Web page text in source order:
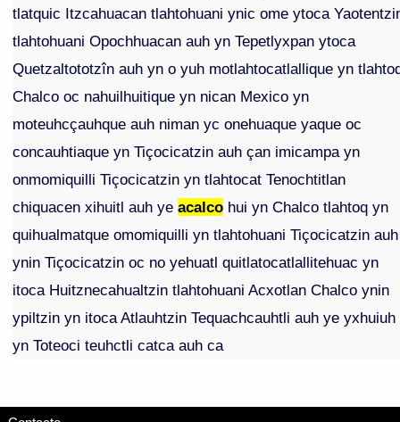
tlatquic Itzcahuacan tlahtohuani ynic ome ytoca
tlahtohuani Opochhuacan auh yn Tepetlyxpan ytoca
Quetzaltototzîn auh yn o yuh motlahtocatlallique yn
Chalco oc nahuilhuitique yn nican Mexico yn
moteuhcçauhque auh niman yc onehuaque yaque oc
concauhtiaque yn Tiçocicatzin auh çan imicampa yn
onmomiquilli Tiçocicatzin yn tlahtocat Tenochtitlan
chiquacen xihuitl auh yeacalco hui yn Chalco tlahtoq yn
quihualmatque omomiquilli yn tlahtohuani Tiçocicatzin auh
ynin Tiçocicatzin oc no yehuatl quitlatocatlallitehuac yn
itoca Huitznecahualtzin tlahtohuani Acxotlan Chalco ynin
ypiltzin yn itoca Atlauhtzin Tequachcauhtli auh ye yxhuiuh
yn Toteoci teuhctli catca auh ca